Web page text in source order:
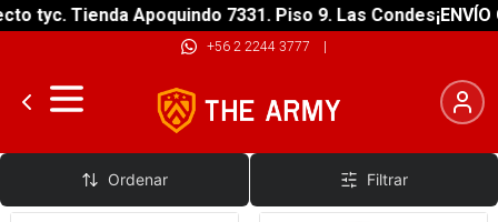
tyc. Tienda Apoquindo 7331. Piso 9. Las Condes¡ENVÍO
+56 2 2244 3777 |
Balaclavas Gruesa
Ordenar Filtrar